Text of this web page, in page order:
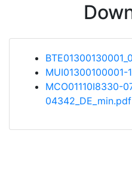
MUI01300100001-
MCO01110I8330-
04342_DE_min.pdf